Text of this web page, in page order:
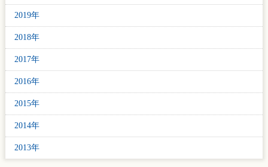
2019年
2018年
2017年
2016年
2015年
2014年
2013年